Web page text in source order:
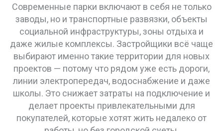
Современные парки включают в себя не только
заводы, но и транспортные развязки, объекты
социальной инфраструктуры, зоны отдыха и
даже жилые комплексы. Застройщики всё чаще
выбирают именно такие территории для новых
проектов — потому что рядом уже есть дороги,
линии электропередач, водоснабжение и даже
школы. Это снижает затраты на подключение и
делает проекты привлекательными для
покупателей, которые хотят жить недалеко от